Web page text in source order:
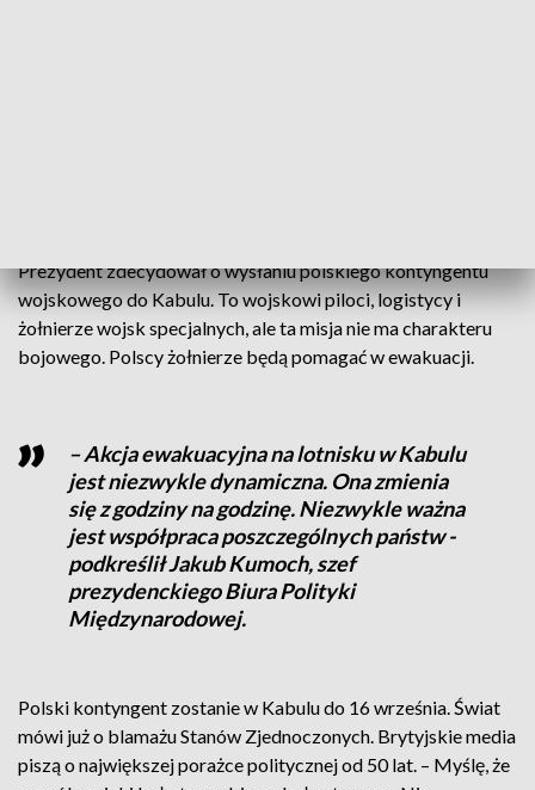
Prezydent zdecydował o wysłaniu polskiego kontyngentu
wojskowego do Kabulu. To wojskowi piloci, logistycy i
żołnierze wojsk specjalnych, ale ta misja nie ma charakteru
bojowego. Polscy żołnierze będą pomagać w ewakuacji.
– Akcja ewakuacyjna na lotnisku w Kabulu
jest niezwykle dynamiczna. Ona zmienia
się z godziny na godzinę. Niezwykle ważna
jest współpraca poszczególnych państw -
podkreślił Jakub Kumoch, szef
prezydenckiego Biura Polityki
Międzynarodowej.
Polski kontyngent zostanie w Kabulu do 16 września. Świat
mówi już o blamażu Stanów Zjednoczonych. Brytyjskie media
piszą o największej porażce politycznej od 50 lat. – Myślę, że